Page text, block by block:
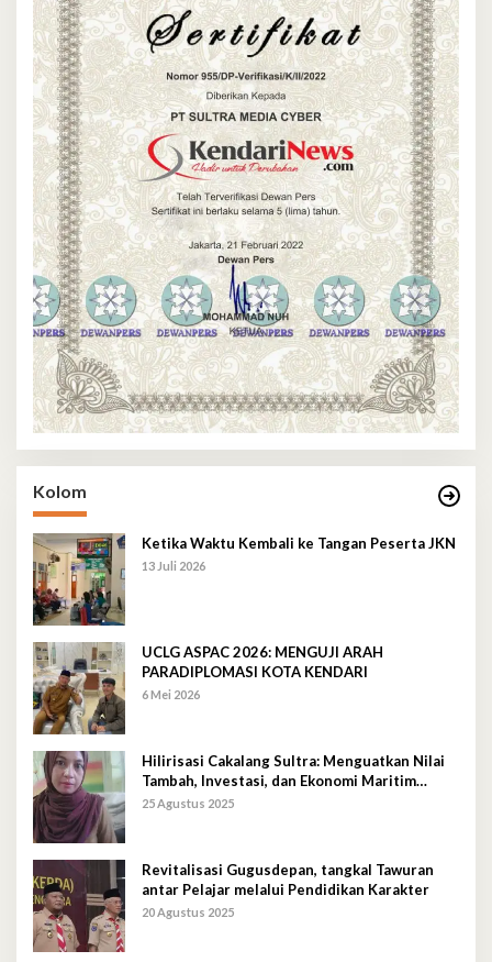
Kolom
Ketika Waktu Kembali ke Tangan Peserta JKN
13 Juli 2026
UCLG ASPAC 2026: MENGUJI ARAH
PARADIPLOMASI KOTA KENDARI
6 Mei 2026
Hilirisasi Cakalang Sultra: Menguatkan Nilai
Tambah, Investasi, dan Ekonomi Maritim
Berkelanjutan
25 Agustus 2025
Revitalisasi Gugusdepan, tangkal Tawuran
antar Pelajar melalui Pendidikan Karakter
20 Agustus 2025